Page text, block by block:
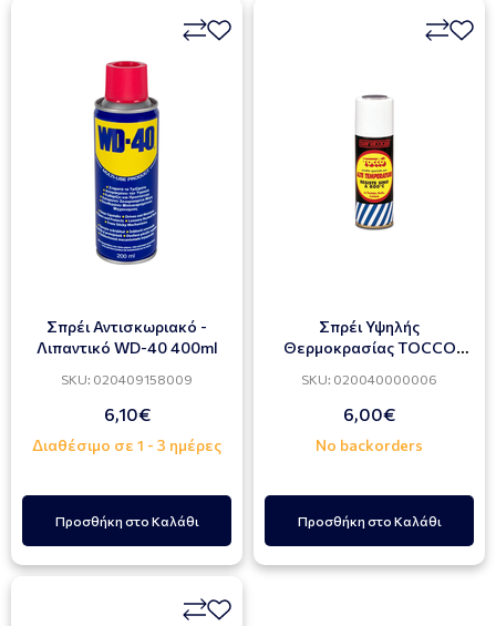
Σπρέι Αντισκωριακό -
Λιπαντικό WD-40 400ml
SKU: 020409158009
6,10€
Διαθέσιμο σε 1 - 3 ημέρες
Προσθήκη στο Καλάθι
Σπρέι Υψηλής
Θερμοκρασίας TOCCO
200ml
SKU: 020040000006
6,00€
No backorders
Προσθήκη στο Καλάθι